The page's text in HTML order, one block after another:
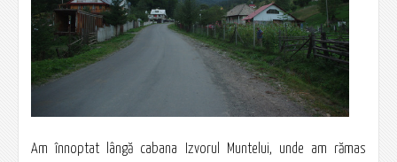
Am înnoptat lângă cabana Izvorul Muntelui, unde am rămas